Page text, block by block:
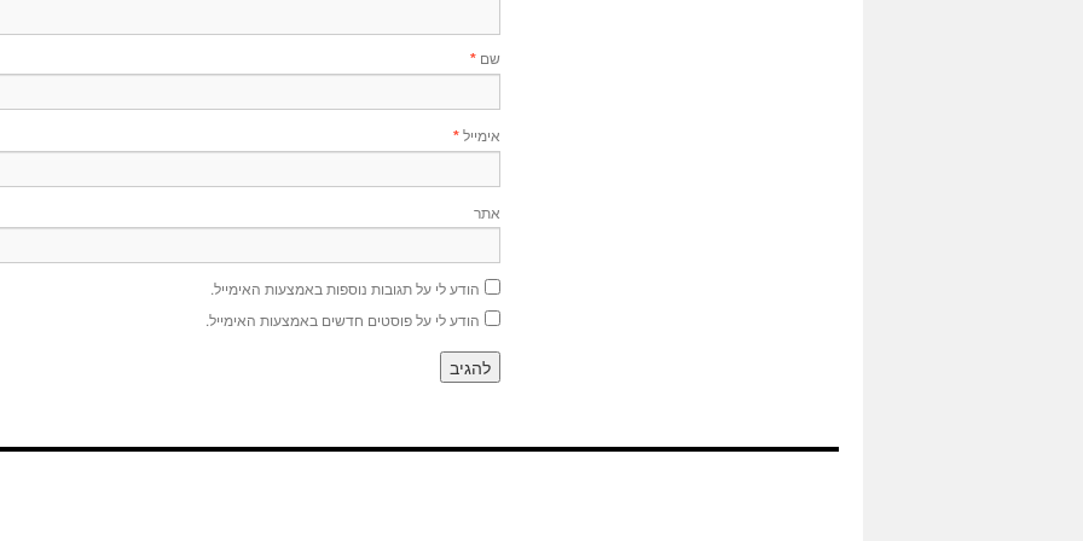
שם *
אימייל *
אתר
הודע לי על תגובות נוספות באמצעות האימייל.
הודע לי על פוסטים חדשים באמצעות האימייל.